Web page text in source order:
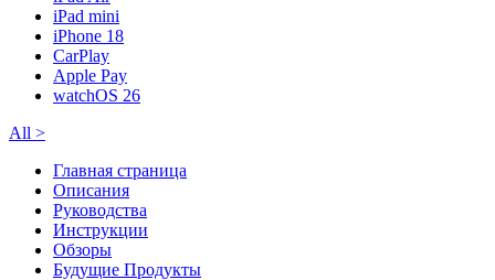
iPad mini
iPhone 18
CarPlay
Apple Pay
watchOS 26
All >
Главная страница
Описания
Руководства
Инструкции
Обзоры
Будущие Продукты